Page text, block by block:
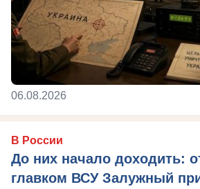
06.08.2026
В России
До них начало доходить:
главком ВСУ Залужный